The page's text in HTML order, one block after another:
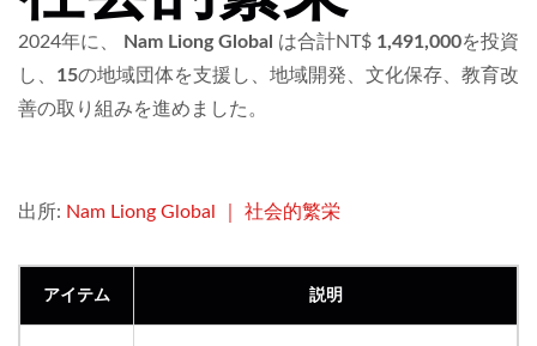
2024年に、 Nam Liong Global は合計NT$ 1,491,000を投資
し、 15の地域団体を支援し、地域開発、文化保存、教育改
善の取り組みを進めました。
出所: Nam Liong Global ｜ 社会的繁栄
アイテム 説明